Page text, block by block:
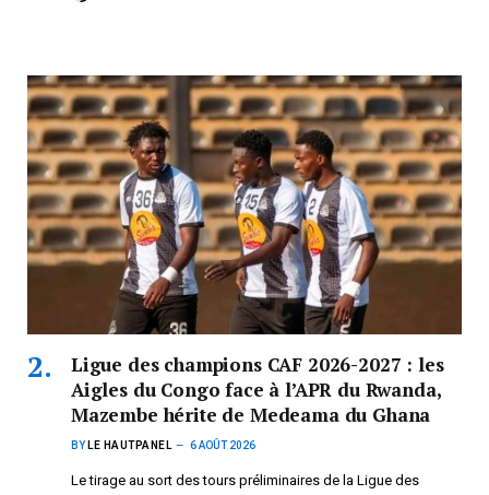
Ligue des champions CAF 2026-2027 : les
Aigles du Congo face à l’APR du Rwanda,
Mazembe hérite de Medeama du Ghana
BY LE HAUTPANEL 6 AOÛT 2026
Le tirage au sort des tours préliminaires de la Ligue des